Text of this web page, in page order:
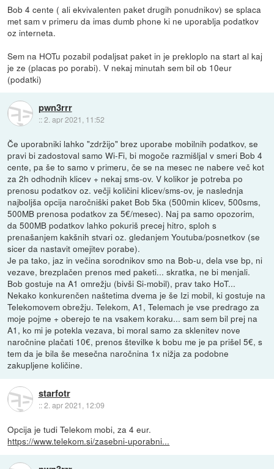
Bob 4 cente ( ali ekvivalenten paket drugih ponudnikov) se splaca
met sam v primeru da imas dumb phone ki ne uporablja podatkov
oz interneta.
Sem na HOTu pozabil podaljsat paket in je prekloplo na start al kaj
je ze (placas po porabi). V nekaj minutah sem bil ob 10eur
(podatki)
pwn3rrr
::2. apr 2021, 11:52
Če uporabniki lahko "zdržijo" brez uporabe mobilnih podatkov, se
pravi bi zadostoval samo Wi-Fi, bi mogoče razmišljal v smeri Bob 4
cente, pa še to samo v primeru, če se na mesec ne nabere več kot
za 2h odhodnih klicev + nekaj sms-ov. V kolikor je potreba po
prenosu podatkov oz. večji količini klicev/sms-ov, je naslednja
najboljša opcija naročniški paket Bob 5ka (500min klicev, 500sms,
500MB prenosa podatkov za 5€/mesec). Naj pa samo opozorim,
da 500MB podatkov lahko pokuriš precej hitro, sploh s
prenašanjem kakšnih stvari oz. gledanjem Youtuba/posnetkov (se
sicer da nastavit omejitev porabe).
Je pa tako, jaz in večina sorodnikov smo na Bob-u, dela vse bp, ni
vezave, brezplačen prenos med paketi... skratka, ne bi menjali.
Bob gostuje na A1 omrežju (bivši Si-mobil), prav tako HoT...
Nekako konkurenčen naštetima dvema je še Izi mobil, ki gostuje na
Telekomovem obrežju. Telekom, A1, Telemach je vse predrago za
moje pojme + oberejo te na vsakem koraku... sam sem bil prej na
A1, ko mi je potekla vezava, bi moral samo za sklenitev nove
naročnine plačati 10€, prenos številke k bobu me je pa prišel 5€, s
tem da je bila še mesečna naročnina 1x nižja za podobne
zakupljene količine.
starfotr
::2. apr 2021, 12:09
Opcija je tudi Telekom mobi, za 4 eur.
https://www.telekom.si/zasebni-uporabni...